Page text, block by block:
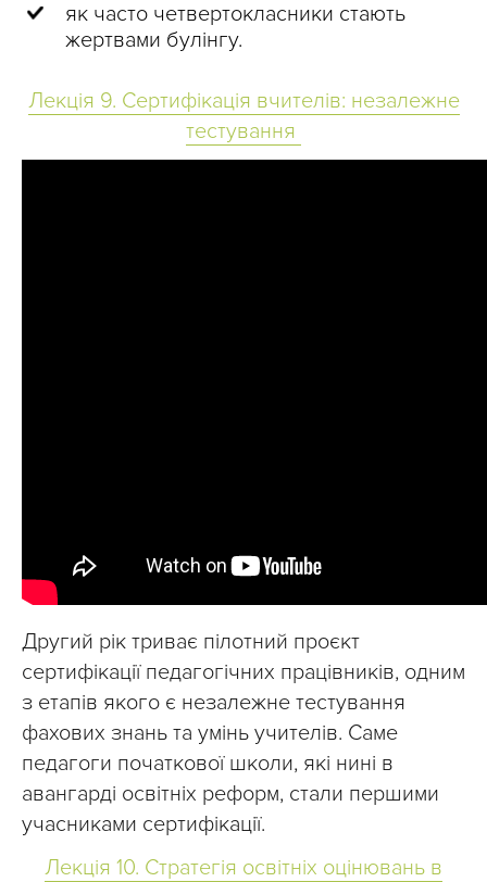
як часто четвертокласники стають
жертвами булінгу.
Лекція 9. Сертифікація вчителів: незалежне
тестування
Другий рік триває пілотний проєкт
сертифікації педагогічних працівників, одним
з етапів якого є незалежне тестування
фахових знань та умінь учителів. Саме
педагоги початкової школи, які нині в
авангарді освітніх реформ, стали першими
учасниками сертифікації.
Лекція 10. Стратегія освітніх оцінювань в